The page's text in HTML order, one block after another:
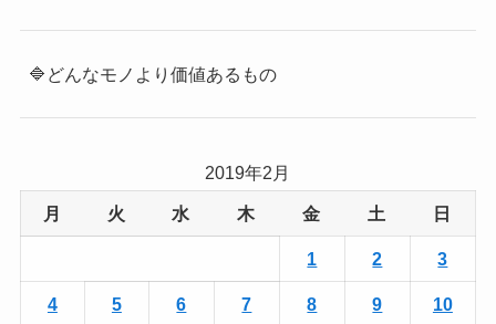
🔷どんなモノより価値あるもの
2019年2月
月 火 水 木 金 土 日
1 2 3
4 5 6 7 8 9 10